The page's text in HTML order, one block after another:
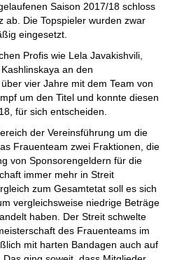
Saison 2017/18 schloss
ab. Die Topspieler wurden zwar
eingesetzt.
Profis wie Lela Javakishvili,
an den
vier Jahre mit dem Team von
um den Titel und konnte diesen
für sich entscheiden.
der Vereinsführung um die
Frauenteam zwei Fraktionen, die
von Sponsorengeldern für die
immer mehr in Streit
zum Gesamtetat soll es sich
vergleichsweise niedrige Beträge
haben. Der Streit schwelte
des Frauenteams im
mit harten Bandagen auch auf